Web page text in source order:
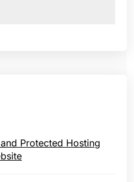
Protected Hosting